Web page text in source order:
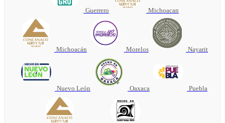
Guerrero Michoacan
Michoacán Morelos Nayarit
Nuevo León Oaxaca Puebla